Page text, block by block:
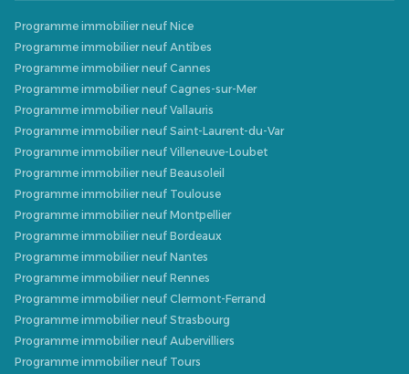
Programme immobilier neuf Nice
Programme immobilier neuf Antibes
Programme immobilier neuf Cannes
Programme immobilier neuf Cagnes-sur-Mer
Programme immobilier neuf Vallauris
Programme immobilier neuf Saint-Laurent-du-Var
Programme immobilier neuf Villeneuve-Loubet
Programme immobilier neuf Beausoleil
Programme immobilier neuf Toulouse
Programme immobilier neuf Montpellier
Programme immobilier neuf Bordeaux
Programme immobilier neuf Nantes
Programme immobilier neuf Rennes
Programme immobilier neuf Clermont-Ferrand
Programme immobilier neuf Strasbourg
Programme immobilier neuf Aubervilliers
Programme immobilier neuf Tours